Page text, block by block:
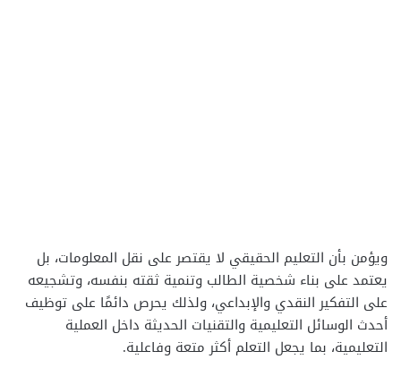
ويؤمن بأن التعليم الحقيقي لا يقتصر على نقل المعلومات، بل
يعتمد على بناء شخصية الطالب وتنمية ثقته بنفسه، وتشجيعه
على التفكير النقدي والإبداعي، ولذلك يحرص دائمًا على توظيف
أحدث الوسائل التعليمية والتقنيات الحديثة داخل العملية
التعليمية، بما يجعل التعلم أكثر متعة وفاعلية.